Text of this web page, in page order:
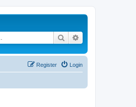
Search
Login
Register